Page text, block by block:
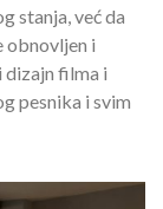
stanja, već da
obnovljen i
dizajn filma i
pesnika i svim